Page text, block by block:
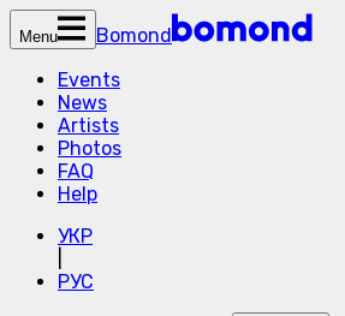
Menu
Bomond
Events
News
Artists
Photos
FAQ
Help
УКР
РУС